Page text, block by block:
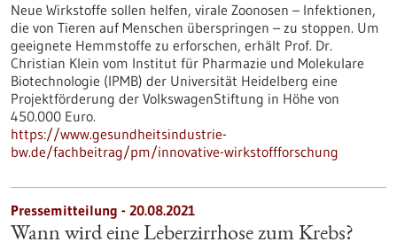
Neue Wirkstoffe sollen helfen, virale Zoonosen – Infektionen,
die von Tieren auf Menschen überspringen – zu stoppen. Um
geeignete Hemmstoffe zu erforschen, erhält Prof. Dr.
Christian Klein vom Institut für Pharmazie und Molekulare
Biotechnologie (IPMB) der Universität Heidelberg eine
Projektförderung der VolkswagenStiftung in Höhe von
450.000 Euro.
https://www.gesundheitsindustrie-
bw.de/fachbeitrag/pm/innovative-wirkstoffforschung
Pressemitteilung - 20.08.2021
Wann wird eine Leberzirrhose zum Krebs?